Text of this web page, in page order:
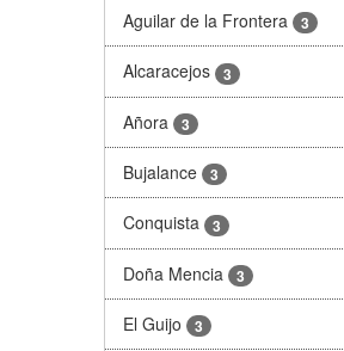
Aguilar de la Frontera
3
Alcaracejos 3
Añora 3
Bujalance 3
Conquista 3
Doña Mencia 3
El Guijo 3